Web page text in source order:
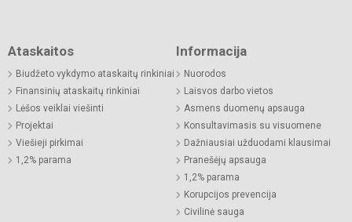
Ataskaitos
Biudžeto vykdymo ataskaitų rinkiniai
Finansinių ataskaitų rinkiniai
Lėšos veiklai viešinti
Projektai
Viešieji pirkimai
1,2% parama
Informacija
Nuorodos
Laisvos darbo vietos
Asmens duomenų apsauga
Konsultavimasis su visuomene
Dažniausiai užduodami klausimai
Pranešėjų apsauga
1,2% parama
Korupcijos prevencija
Civilinė sauga